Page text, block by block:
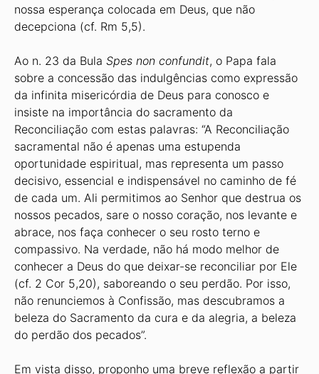
nossa esperança colocada em Deus, que não
decepciona (cf. Rm 5,5).
Ao n. 23 da Bula Spes non confundit, o Papa fala
sobre a concessão das indulgências como expressão
da infinita misericórdia de Deus para conosco e
insiste na importância do sacramento da
Reconciliação com estas palavras: “A Reconciliação
sacramental não é apenas uma estupenda
oportunidade espiritual, mas representa um passo
decisivo, essencial e indispensável no caminho de fé
de cada um. Ali permitimos ao Senhor que destrua os
nossos pecados, sare o nosso coração, nos levante e
abrace, nos faça conhecer o seu rosto terno e
compassivo. Na verdade, não há modo melhor de
conhecer a Deus do que deixar-se reconciliar por Ele
(cf. 2 Cor 5,20), saboreando o seu perdão. Por isso,
não renunciemos à Confissão, mas descubramos a
beleza do Sacramento da cura e da alegria, a beleza
do perdão dos pecados”.
Em vista disso, proponho uma breve reflexão a partir